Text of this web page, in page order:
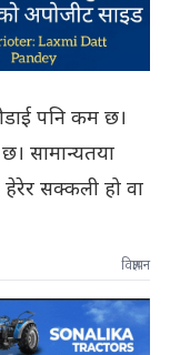
पनि कम छ।
सामान्यतया
सक्कली हो वा
विज्ञापन